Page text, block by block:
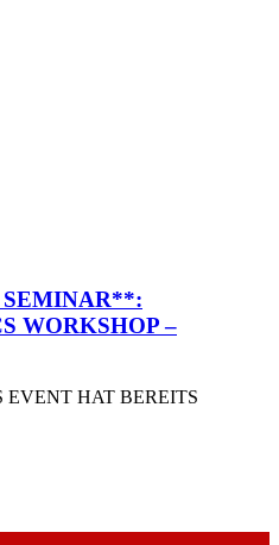
SEMINAR**:
WORKSHOP –
EVENT HAT BEREITS